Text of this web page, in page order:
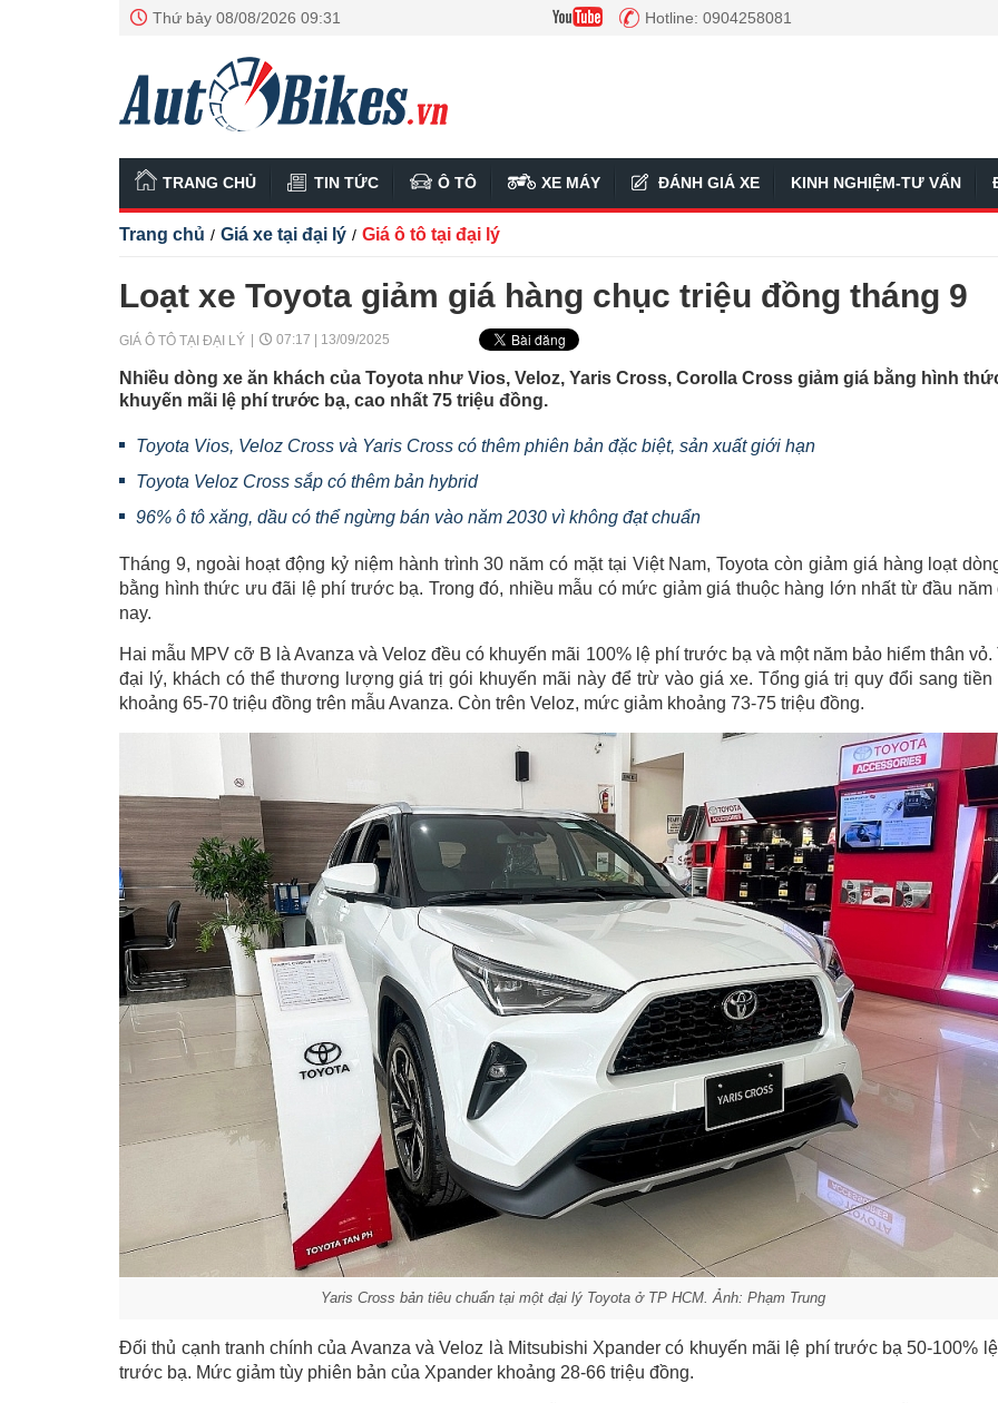
Thứ bảy 08/08/2026 09:31 Hotline: 0904258081
TRANG CHỦ TIN TỨC Ô TÔ XE MÁY ĐÁNH GIÁ XE KINH NGHIỆM-TƯ VẤN
Trang chủ / Giá xe tại đại lý / Giá ô tô tại đại lý
Loạt xe Toyota giảm giá hàng chục triệu đồng tháng 9
GIÁ Ô TÔ TẠI ĐẠI LÝ 07:17 | 13/09/2025
Nhiều dòng xe ăn khách của Toyota như Vios, Veloz, Yaris Cross, Corolla Cross giảm giá bằng hình
khuyến mãi lệ phí trước bạ, cao nhất 75 triệu đồng.
Toyota Vios, Veloz Cross và Yaris Cross có thêm phiên bản đặc biệt, sản xuất giới hạn
Toyota Veloz Cross sắp có thêm bản hybrid
96% ô tô xăng, dầu có thể ngừng bán vào năm 2030 vì không đạt chuẩn
Tháng 9, ngoài hoạt động kỷ niệm hành trình 30 năm có mặt tại Việt Nam, Toyota còn giảm giá hàng loạt
bằng hình thức ưu đãi lệ phí trước bạ. Trong đó, nhiều mẫu có mức giảm giá thuộc hàng lớn nhất từ đầu năm
nay.
Hai mẫu MPV cỡ B là Avanza và Veloz đều có khuyến mãi 100% lệ phí trước bạ và một năm bảo hiểm thân vỏ.
đại lý, khách có thể thương lượng giá trị gói khuyến mãi này để trừ vào giá xe. Tổng giá trị quy đổi sang tiền
khoảng 65-70 triệu đồng trên mẫu Avanza. Còn trên Veloz, mức giảm khoảng 73-75 triệu đồng.
Yaris Cross bản tiêu chuẩn tại một đại lý Toyota ở TP HCM. Ảnh: Phạm Trung
Đối thủ cạnh tranh chính của Avanza và Veloz là Mitsubishi Xpander có khuyến mãi lệ phí trước bạ 50-100%
trước bạ. Mức giảm tùy phiên bản của Xpander khoảng 28-66 triệu đồng.